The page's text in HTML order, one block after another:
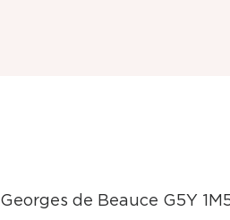
de Beauce G5Y